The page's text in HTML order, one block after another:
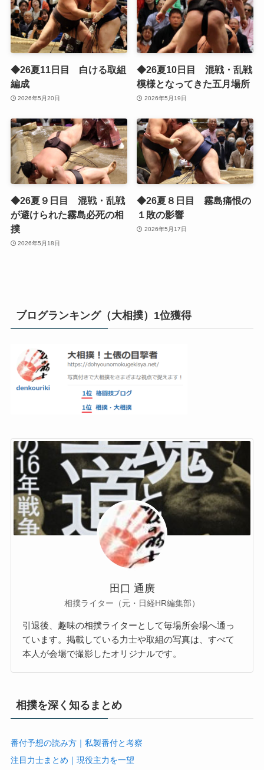
◆26夏11日目 白ける取組
編成
2026年5月20日
◆26夏10日目 混戦・乱戦
模様となってきた五月場所
2026年5月19日
◆26夏９日目 混戦・乱戦
が避けられた霧島必死の相
撲
2026年5月18日
◆26夏８日目 霧島痛恨の
１敗の影響
2026年5月17日
ブログランキング（大相撲）1位獲得
田口 通廣
相撲ライター（元・日経HR編集部）
引退後、趣味の相撲ライターとして毎場所会場へ通っ
ています。掲載している力士や取組の写真は、すべて
本人が会場で撮影したオリジナルです。
相撲を深く知るまとめ
番付予想の読み方｜私製番付と考察
注目力士まとめ｜現役主力を一望